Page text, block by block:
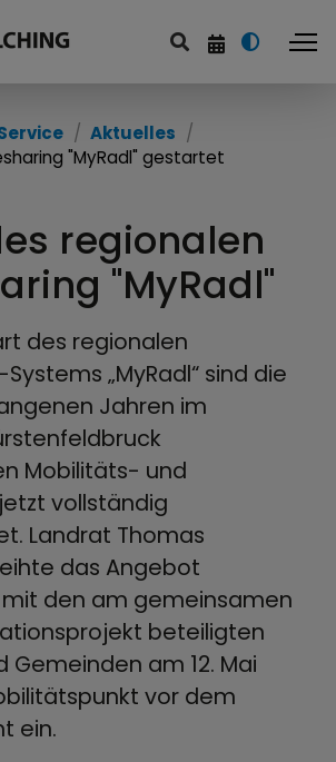
Aktuelles
"MyRadl" gestartet
regionalen
"MyRadl"
des regionalen
„MyRadl“ sind die
Jahren im
Mobilitäts- und
vollständig
Landrat Thomas
das Angebot
den am gemeinsamen
beteiligten
Gemeinden am 12. Mai
vor dem
ein.